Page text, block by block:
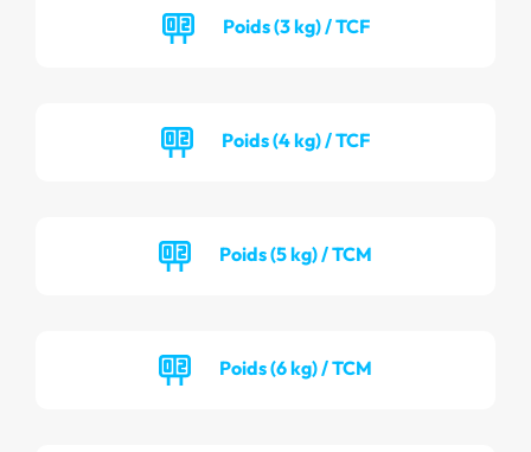
Poids (3 kg) / TCF
Poids (4 kg) / TCF
Poids (5 kg) / TCM
Poids (6 kg) / TCM